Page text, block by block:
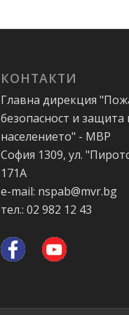
КОНТАКТИ
Главна дирекция
безопасност и защита
населението" - МВР
София 1309, ул.
171А
e-mail: nspab@mvr.bg
тел.: 02 982 12 43